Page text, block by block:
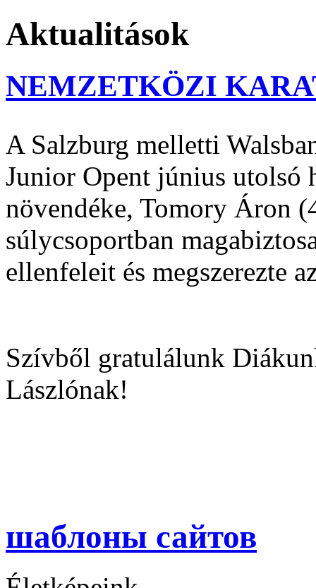
Aktualitások
NEMZETKÖZI
A Salzburg melletti
Junior Opent június utolsó
növendéke, Tomory Áron
súlycsoportban
ellenfeleit és megszerezte
Szívből gratulálunk
Lászlónak!
шаблоны сайтов